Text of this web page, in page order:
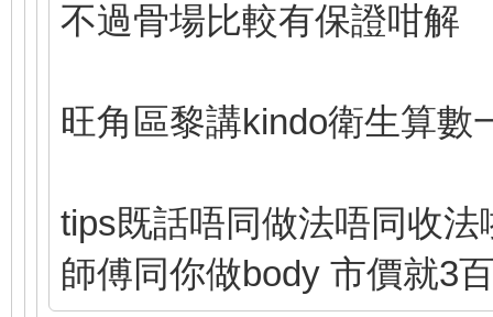
不過骨場比較有保證咁解
旺角區黎講kindo衛生算數
tips既話唔同做法唔同收法
師傅同你做body 市價就3